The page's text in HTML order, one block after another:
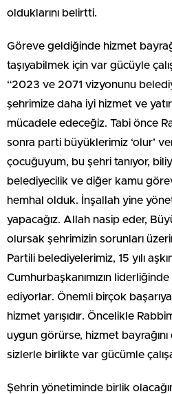
olduklarını belirtti.
Göreve geldiğinde hizmet
taşıyabilmek için var gücüyle
“2023 ve 2071 vizyonunu
şehrimize daha iyi hizmet ve
mücadele edeceğiz. Tabi önce
sonra parti büyüklerimiz ‘olur’
çocuğuyum, bu şehri tanıyor,
belediyecilik ve diğer kamu
hemhal olduk. İnşallah yine
yapacağız. Allah nasip eder,
olursak şehrimizin sorunları
Partili belediyelerimiz, 15 yılı
Cumhurbaşkanımızın
ediyorlar. Önemli birçok
hizmet yarışıdır. Öncelikle
uygun görürse, hizmet bayrağını
sizlerle birlikte var gücümle
Şehrin yönetiminde birlik